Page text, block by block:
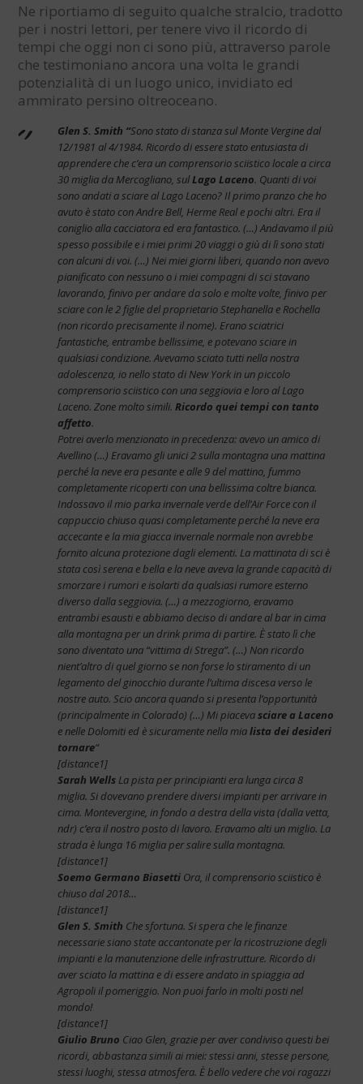
Ne riportiamo di seguito qualche stralcio, tradotto
per i nostri lettori, per tenere vivo il ricordo di
tempi che oggi non ci sono più, attraverso parole
che testimoniano ancora una volta le grandi
potenzialità di un luogo unico, invidiato ed
ammirato persino oltreoceano.
Glen S. Smith “Sono stato di stanza sul Monte Vergine dal
12/1981 al 4/1984. Ricordo di essere stato entusiasta di
apprendere che c’era un comprensorio sciistico locale a circa
30 miglia da Mercogliano, sulLago Laceno. Quanti di voi
sono andati a sciare al Lago Laceno? Il primo pranzo che ho
avuto è stato con Andre Bell, Herme Real e pochi altri. Era il
coniglio alla cacciatora ed era fantastico. (…) Andavamo il più
spesso possibile e i miei primi 20 viaggi o giù di lì sono stati
con alcuni di voi. (…) Nei miei giorni liberi, quando non avevo
pianificato con nessuno o i miei compagni di sci stavano
lavorando, finivo per andare da solo e molte volte, finivo per
sciare con le 2 figlie del proprietario Stephanella e Rochella
(non ricordo precisamente il nome). Erano sciatrici
fantastiche, entrambe bellissime, e potevano sciare in
qualsiasi condizione. Avevamo sciato tutti nella nostra
adolescenza, io nello stato di New York in un piccolo
comprensorio sciistico con una seggiovia e loro al Lago
Laceno. Zone molto simili.Ricordo quei tempi con tanto
affetto.
Potrei averlo menzionato in precedenza: avevo un amico di
Avellino (…) Eravamo gli unici 2 sulla montagna una mattina
perché la neve era pesante e alle 9 del mattino, fummo
completamente ricoperti con una bellissima coltre bianca.
Indossavo il mio parka invernale verde dell’Air Force con il
cappuccio chiuso quasi completamente perché la neve era
accecante e la mia giacca invernale normale non avrebbe
fornito alcuna protezione dagli elementi. La mattinata di sci è
stata così serena e bella e la neve aveva la grande capacità di
smorzare i rumori e isolarti da qualsiasi rumore esterno
diverso dalla seggiovia. (…) a mezzogiorno, eravamo
entrambi esausti e abbiamo deciso di andare al bar in cima
alla montagna per un drink prima di partire. È stato lì che
sono diventato una “vittima di Strega”. (…) Non ricordo
nient’altro di quel giorno se non forse lo stiramento di un
legamento del ginocchio durante l’ultima discesa verso le
nostre auto. Scio ancora quando si presenta l’opportunità
(principalmente in Colorado) (…) Mi piacevasciare a Laceno
e nelle Dolomiti ed è sicuramente nella mialista dei desideri
tornare“
[distance1]
Sarah Wells La pista per principianti era lunga circa 8
miglia. Si dovevano prendere diversi impianti per arrivare in
cima. Montevergine, in fondo a destra della vista (dalla vetta,
ndr) c’era il nostro posto di lavoro. Eravamo alti un miglio. La
strada è lunga 16 miglia per salire sulla montagna.
[distance1]
Soemo Germano Biasetti Ora, il comprensorio sciistico è
chiuso dal 2018…
[distance1]
Glen S. Smith Che sfortuna. Si spera che le finanze
necessarie siano state accantonate per la ricostruzione degli
impianti e la manutenzione delle infrastrutture. Ricordo di
aver sciato la mattina e di essere andato in spiaggia ad
Agropoli il pomeriggio. Non puoi farlo in molti posti nel
mondo!
[distance1]
Giulio Bruno Ciao Glen, grazie per aver condiviso questi bei
ricordi, abbastanza simili ai miei: stessi anni, stesse persone,
stessi luoghi, stessa atmosfera. È bello vedere che voi ragazzi